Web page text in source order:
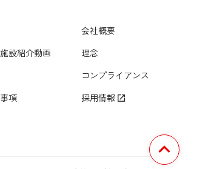
設紹介動画
項
会社概要
理念
コンプライアンス
採用情報